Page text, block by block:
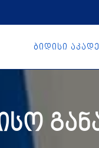
ბიდისი